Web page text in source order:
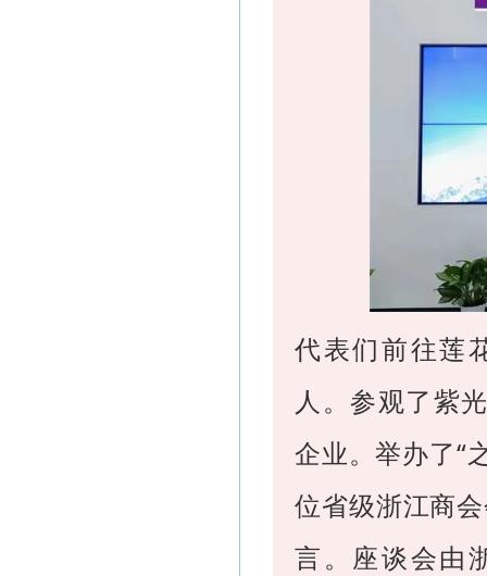
代表们前往莲
人。参观了紫
企业。举办了“
位省级浙江商
言。座谈会由